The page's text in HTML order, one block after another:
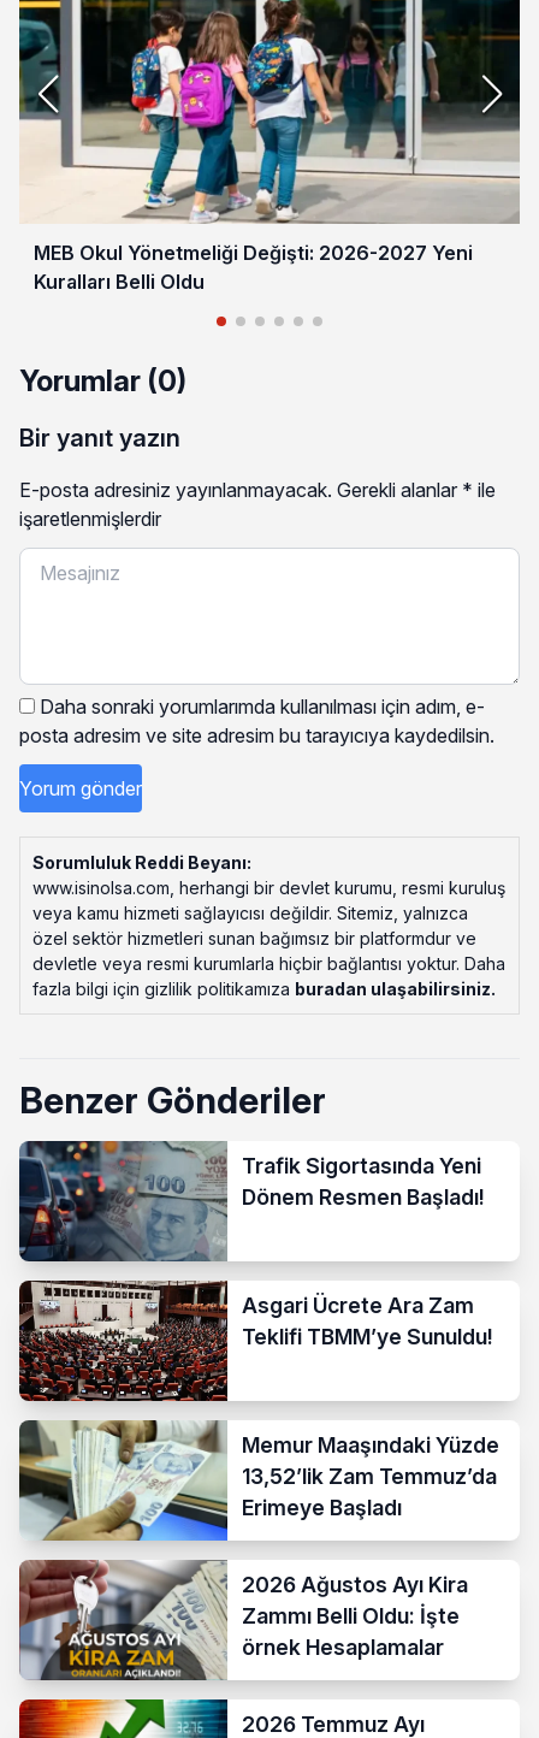
MEB Okul Yönetmeliği Değişti: 2026-2027 Yeni
Kuralları Belli Oldu
Yorumlar (0)
Bir yanıt yazın
E-posta adresiniz yayınlanmayacak. Gerekli alanlar * ile
işaretlenmişlerdir
Daha sonraki yorumlarımda kullanılması için adım, e-
posta adresim ve site adresim bu tarayıcıya kaydedilsin.
Sorumluluk Reddi Beyanı:
www.isinolsa.com, herhangi bir devlet kurumu, resmi kuruluş
veya kamu hizmeti sağlayıcısı değildir. Sitemiz, yalnızca
özel sektör hizmetleri sunan bağımsız bir platformdur ve
devletle veya resmi kurumlarla hiçbir bağlantısı yoktur. Daha
fazla bilgi için gizlilik politikamıza buradan ulaşabilirsiniz.
Benzer Gönderiler
Trafik Sigortasında Yeni
Dönem Resmen Başladı!
Asgari Ücrete Ara Zam
Teklifi TBMM’ye Sunuldu!
Memur Maaşındaki Yüzde
13,52’lik Zam Temmuz’da
Erimeye Başladı
2026 Ağustos Ayı Kira
Zammı Belli Oldu: İşte
örnek Hesaplamalar
2026 Temmuz Ayı